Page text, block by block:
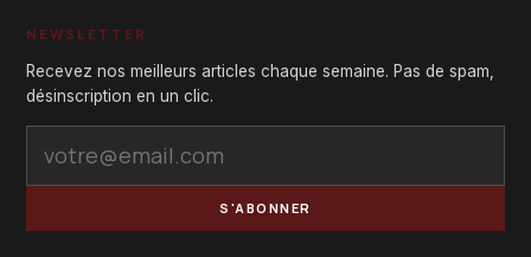
NEWSLETTER
Recevez nos meilleurs articles chaque semaine. Pas de spam,
désinscription en un clic.
S'ABONNER